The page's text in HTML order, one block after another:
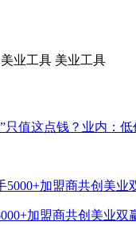
美业工具 美业工具
只值这点钱？业内：
加盟商共创美业双